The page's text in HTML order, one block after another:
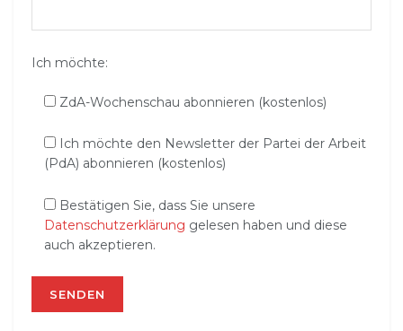
Ich möchte:
ZdA-Wochenschau abonnieren (kostenlos)
Ich möchte den Newsletter der Partei der Arbeit
(PdA) abonnieren (kostenlos)
Bestätigen Sie, dass Sie unsere
Datenschutzerklärung gelesen haben und diese
auch akzeptieren.